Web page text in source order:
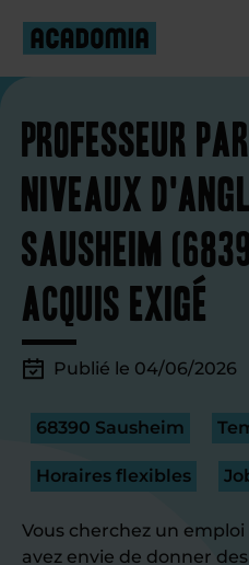
Professeur
niveaux
Sausheim
acquis exigé
Publié le 04/06/2026
68390 Sausheim
Horaires flexibles
Vous cherchez un
avez envie de donner